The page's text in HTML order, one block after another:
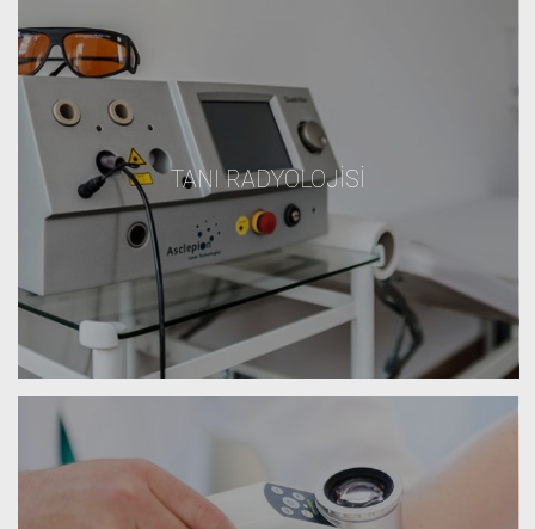
TANI RADYOLOJISI